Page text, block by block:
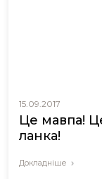
15.09.2017
Це мавпа!
ланка!
Докладніше